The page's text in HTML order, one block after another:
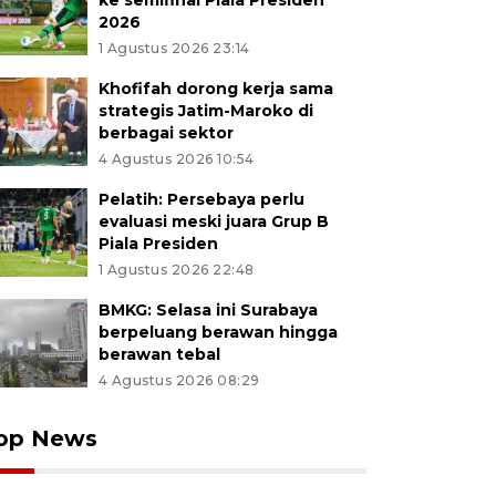
2026
1 Agustus 2026 23:14
Khofifah dorong kerja sama
strategis Jatim-Maroko di
berbagai sektor
4 Agustus 2026 10:54
Pelatih: Persebaya perlu
evaluasi meski juara Grup B
Piala Presiden
1 Agustus 2026 22:48
BMKG: Selasa ini Surabaya
berpeluang berawan hingga
berawan tebal
4 Agustus 2026 08:29
News